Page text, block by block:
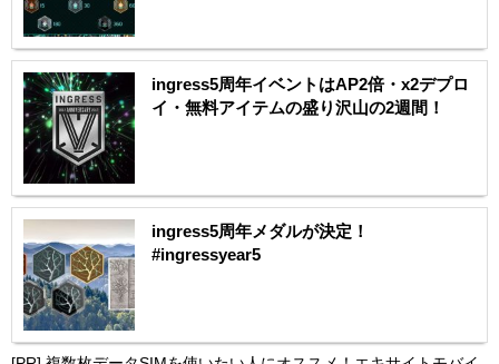
ingress5周年イベントはAP2倍・x2デプロ
イ・無料アイテムの盛り沢山の2週間！
ingress5周年メダルが決定！
#ingressyear5